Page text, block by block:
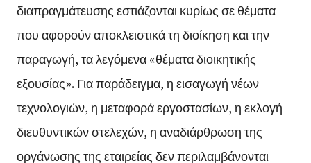
διαπραγμάτευσης εστιάζονται κυρίως σε θέματα
που αφορούν αποκλειστικά τη διοίκηση και την
παραγωγή, τα λεγόμενα «θέματα διοικητικής
εξουσίας». Για παράδειγμα, η εισαγωγή νέων
τεχνολογιών, η μεταφορά εργοστασίων, η εκλογή
διευθυντικών στελεχών, η αναδιάρθρωση της
οργάνωσης της εταιρείας δεν περιλαμβάνονται